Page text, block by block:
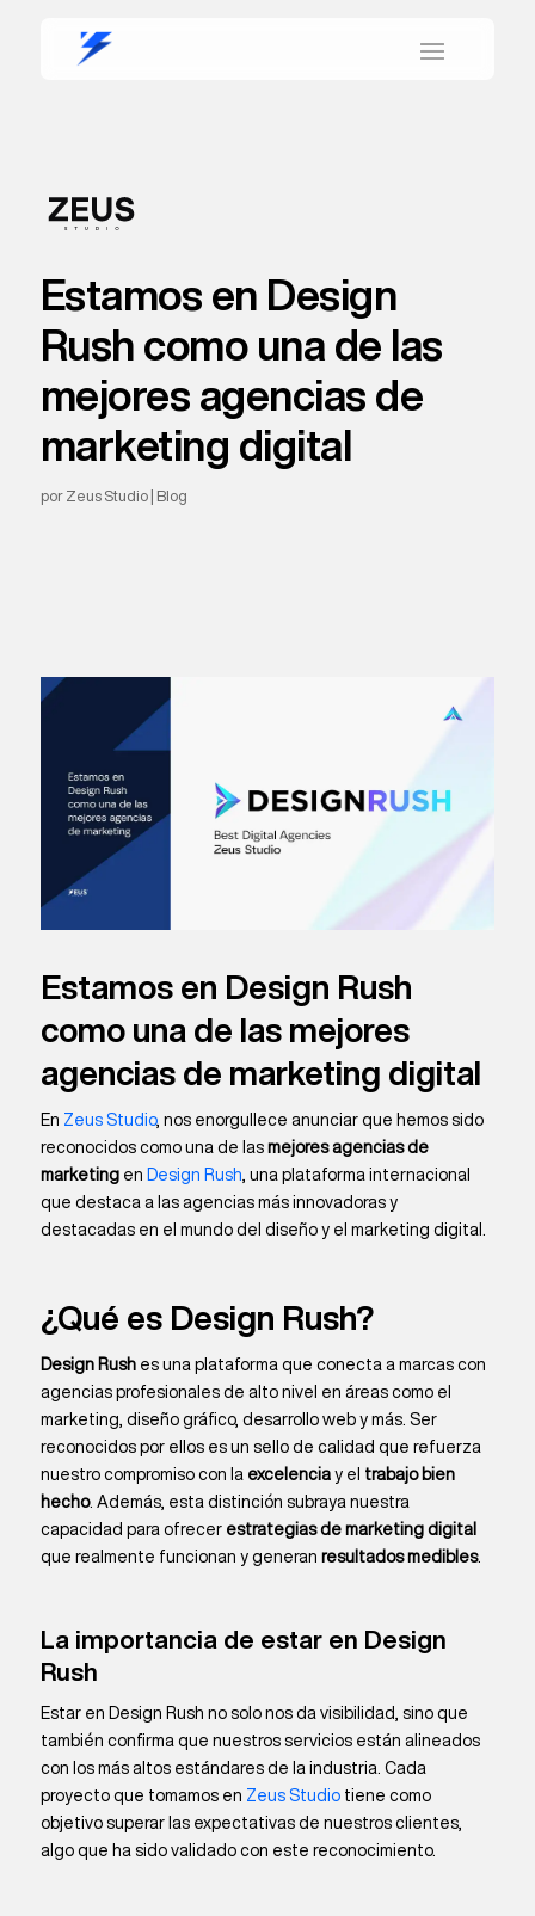
Estamos en Design
Rush como una de las
mejores agencias de
marketing digital
por Zeus Studio| Blog
Estamos en Design Rush
como una de las mejores
agencias de marketing digital
En Zeus Studio, nos enorgullece anunciar que hemos sido
reconocidos como una de las mejores agencias de
marketingen Design Rush , una plataforma internacional
que destaca a las agencias más innovadoras y
destacadas en el mundo del diseño y el marketing digital.
¿Qué es Design Rush?
Design Rushes una plataforma que conecta a marcas con
agencias profesionales de alto nivel en áreas como el
marketing, diseño gráfico, desarrollo web y más. Ser
reconocidos por ellos es un sello de calidad que refuerza
nuestro compromiso con la excelenciay el trabajo bien
hecho. Además, esta distinción subraya nuestra
capacidad para ofrecer estrategias de marketing digital
que realmente funcionan y generan resultados medibles.
La importancia de estar en Design
Rush
Estar en Design Rush no solo nos da visibilidad, sino que
también confirma que nuestros servicios están alineados
con los más altos estándares de la industria. Cada
proyecto que tomamos en Zeus Studiotiene como
objetivo superar las expectativas de nuestros clientes,
algo que ha sido validado con este reconocimiento.